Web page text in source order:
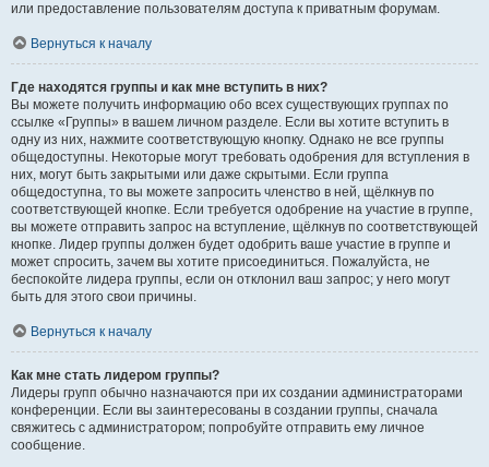
или предоставление пользователям доступа к приватным форумам.
Вернуться к началу
Где находятся группы и как мне вступить в них?
Вы можете получить информацию обо всех существующих группах по
ссылке «Группы» в вашем личном разделе. Если вы хотите вступить в
одну из них, нажмите соответствующую кнопку. Однако не все группы
общедоступны. Некоторые могут требовать одобрения для вступления в
них, могут быть закрытыми или даже скрытыми. Если группа
общедоступна, то вы можете запросить членство в ней, щёлкнув по
соответствующей кнопке. Если требуется одобрение на участие в группе,
вы можете отправить запрос на вступление, щёлкнув по соответствующей
кнопке. Лидер группы должен будет одобрить ваше участие в группе и
может спросить, зачем вы хотите присоединиться. Пожалуйста, не
беспокойте лидера группы, если он отклонил ваш запрос; у него могут
быть для этого свои причины.
Вернуться к началу
Как мне стать лидером группы?
Лидеры групп обычно назначаются при их создании администраторами
конференции. Если вы заинтересованы в создании группы, сначала
свяжитесь с администратором; попробуйте отправить ему личное
сообщение.